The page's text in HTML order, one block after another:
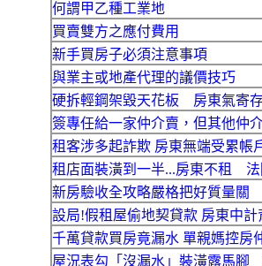
何謂甲乙種工業地
買賣雙方之應付費用
新手買房子必須注意事項
與業主或地產代理的議價技巧
硬拆輕鋼架毀天花板 房東氣寄
簽專任給一家仲介賣，但其他仲
租客涉多起詐欺 房東無端受累帳
租店面裝潢到一半...房東不租 法
新房驗收全攻略嚴格把好質量關
設局!假租屋偷地契貸款 房東中計
千萬貸款買房竟漏水 單親媽控房
屋況表勾「沒漏水」裝潢露馬腳